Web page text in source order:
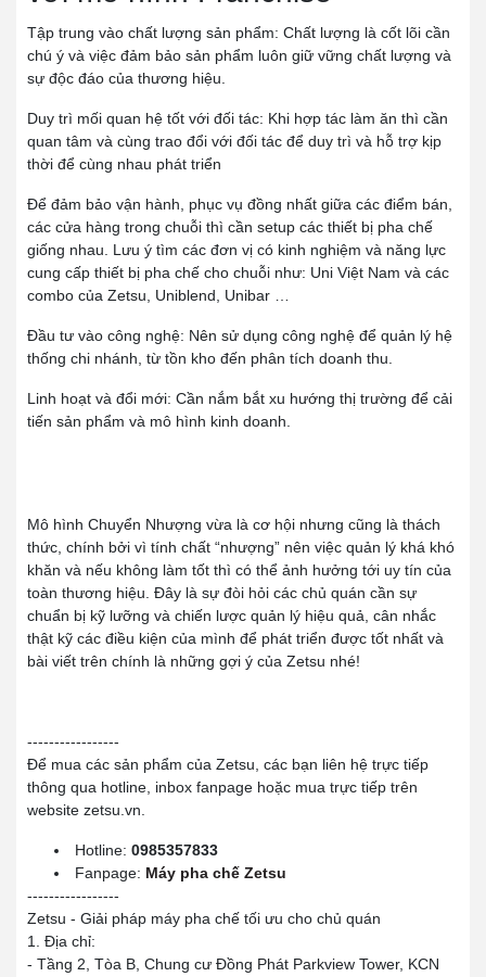
Tập trung vào chất lượng sản phẩm: Chất lượng là cốt lõi cần
chú ý và việc đảm bảo sản phẩm luôn giữ vững chất lượng và
sự độc đáo của thương hiệu.
Duy trì mối quan hệ tốt với đối tác: Khi hợp tác làm ăn thì cần
quan tâm và cùng trao đổi với đối tác để duy trì và hỗ trợ kịp
thời để cùng nhau phát triển
Để đảm bảo vận hành, phục vụ đồng nhất giữa các điểm bán,
các cửa hàng trong chuỗi thì cần setup các thiết bị pha chế
giống nhau. Lưu ý tìm các đơn vị có kinh nghiệm và năng lực
cung cấp thiết bị pha chế cho chuỗi như: Uni Việt Nam và các
combo của Zetsu, Uniblend, Unibar …
Đầu tư vào công nghệ: Nên sử dụng công nghệ để quản lý hệ
thống chi nhánh, từ tồn kho đến phân tích doanh thu.
Linh hoạt và đổi mới: Cần nắm bắt xu hướng thị trường để cải
tiến sản phẩm và mô hình kinh doanh.
Mô hình Chuyển Nhượng vừa là cơ hội nhưng cũng là thách
thức, chính bởi vì tính chất “nhượng” nên việc quản lý khá khó
khăn và nếu không làm tốt thì có thể ảnh hưởng tới uy tín của
toàn thương hiệu. Đây là sự đòi hỏi các chủ quán cần sự
chuẩn bị kỹ lưỡng và chiến lược quản lý hiệu quả, cân nhắc
thật kỹ các điều kiện của mình để phát triển được tốt nhất và
bài viết trên chính là những gợi ý của Zetsu nhé!
-----------------
Để mua các sản phẩm của Zetsu, các bạn liên hệ trực tiếp
thông qua hotline, inbox fanpage hoặc mua trực tiếp trên
website zetsu.vn.
Hotline: 0985357833
Fanpage: Máy pha chế Zetsu
-----------------
Zetsu - Giải pháp máy pha chế tối ưu cho chủ quán
1. Địa chỉ:
- Tầng 2, Tòa B, Chung cư Đồng Phát Parkview Tower, KCN